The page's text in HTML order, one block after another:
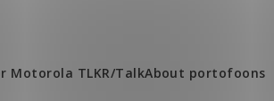
Motorola TLKR/TalkAbout portofoons